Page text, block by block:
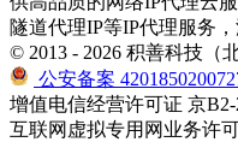
隧道代理IP等IP代理服务
© 2013 - 2026 积善科技（
公安备案
增值电信经营许可证 京B2-
互联网虚拟专用网业务许